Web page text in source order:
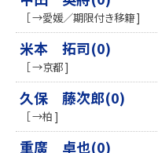
［ →愛媛／期限付き移籍 ]
米本 拓司(0)
［ →京都 ]
久保 藤次郎(0)
［ →柏 ]
重廣 卓也(0)